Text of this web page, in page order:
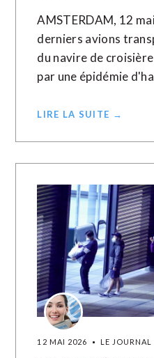
AMSTERDAM, 12
derniers avions
du navire de
par une épidémie
LIRE LA SUITE →
12 MAI 2026 LE JOURNAL